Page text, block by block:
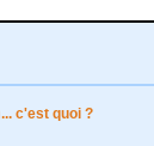
c'est quoi ?